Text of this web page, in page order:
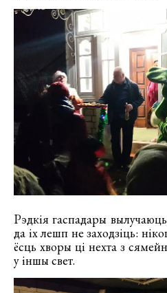
Рэдкія гаспадары
да іх лешп не заходзіць:
ёсць хворы ці нехта з
у іншы свет.